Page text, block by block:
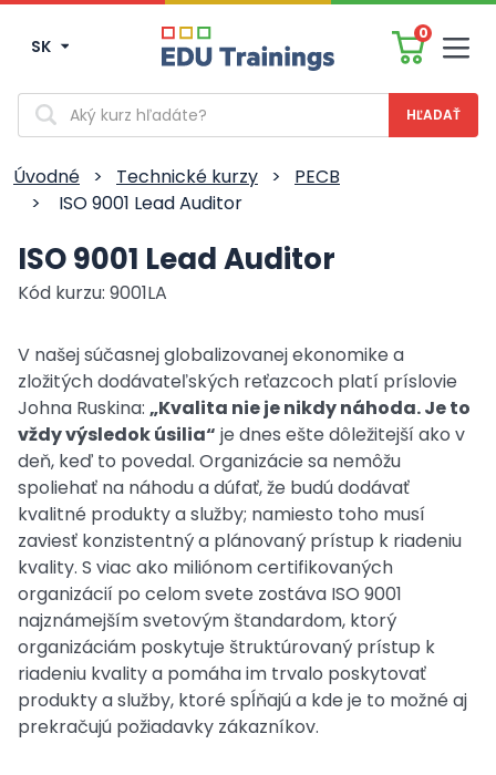
SK
0
Vyhľadávanie
Úvodné > Technické kurzy >
PECB
>
ISO 9001 Lead Auditor
ISO 9001 Lead Auditor
Kód kurzu: 9001LA
V našej súčasnej globalizovanej ekonomike a
zložitých dodávateľských reťazcoch platí príslovie
Johna Ruskina: „Kvalita nie je nikdy náhoda. Je to
vždy výsledok úsilia“ je dnes ešte dôležitejší ako v
deň, keď to povedal. Organizácie sa nemôžu
spoliehať na náhodu a dúfať, že budú dodávať
kvalitné produkty a služby; namiesto toho musí
zaviesť konzistentný a plánovaný prístup k riadeniu
kvality. S viac ako miliónom certifikovaných
organizácií po celom svete zostáva ISO 9001
najznámejším svetovým štandardom, ktorý
organizáciám poskytuje štruktúrovaný prístup k
riadeniu kvality a pomáha im trvalo poskytovať
produkty a služby, ktoré spĺňajú a kde je to možné aj
prekračujú požiadavky zákazníkov.